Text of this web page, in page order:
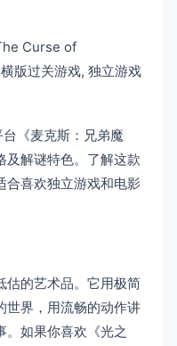
Curse of
版过关游戏, 独立游戏
《麦克斯：兄弟魔
及解谜特色。了解这款
合喜欢独立游戏和电影
估的艺术品。它用极简
世界，用流畅的动作讲
。如果你喜欢《光之